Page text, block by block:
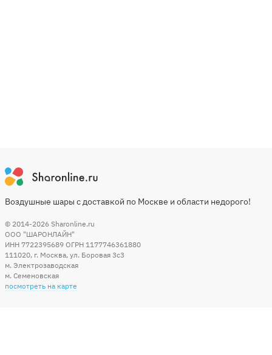
Воздушные шары с доставкой по Москве и области недорого!
© 2014-2026 Sharonline.ru
ООО "ШАРОНЛАЙН"
ИНН 7722395689 ОГРН 1177746361880
111020, г. Москва, ул. Боровая 3c3
м. Электрозаводская
м. Семеновская
посмотреть на карте